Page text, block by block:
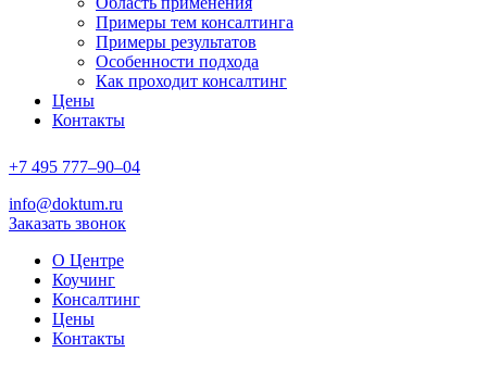
Примеры тем консалтинга
Примеры результатов
Особенности подхода
Как проходит консалтинг
Цены
Контакты
+7 495 777–90–04
info@doktum.ru
Заказать звонок
О Центре
Коучинг
Консалтинг
Цены
Контакты